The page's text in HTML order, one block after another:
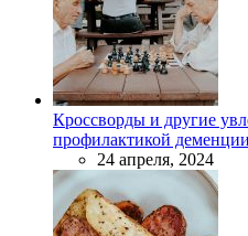
Кроссворды и другие
профилактикой
24 апреля, 2024